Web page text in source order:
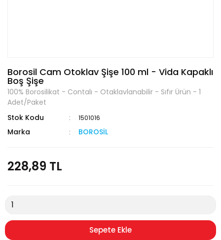
Borosil Cam Otoklav Şişe 100 ml - Vida Kapaklı
Boş Şişe
100% Borosilikat - Contalı - Otaklavlanabilir - Sıfır Ürün - 1
Adet/Paket
Stok Kodu
1501016
Marka BOROSİL
228,89 TL
Sepete Ekle